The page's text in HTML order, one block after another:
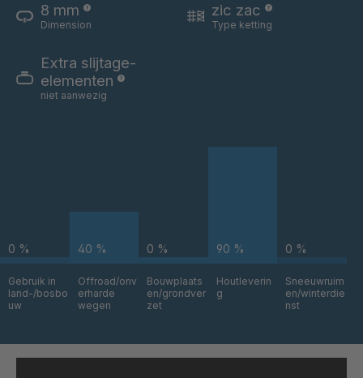
8 mm
Dimension
zic zac
Type ketting
Extra slijtage-
elementen
niet aanwezig
0 %
Gebruik in
land-/bosbo
uw
40 %
Offroad/onv
erharde
wegen
0 %
Bouwplaats
en/grondver
zet
90 %
Houtleverin
g
0 %
Sneeuwruim
en/winterdie
nst